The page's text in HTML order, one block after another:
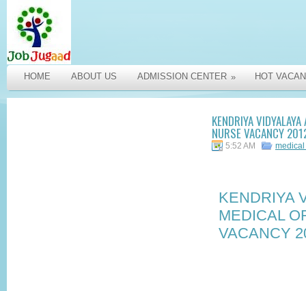
HOME ABOUT US ADMISSION CENTER » HOT
KENDRIYA
NURSE VACANCY
5:52 AM
KENDRIYA
MEDICAL
VACANCY